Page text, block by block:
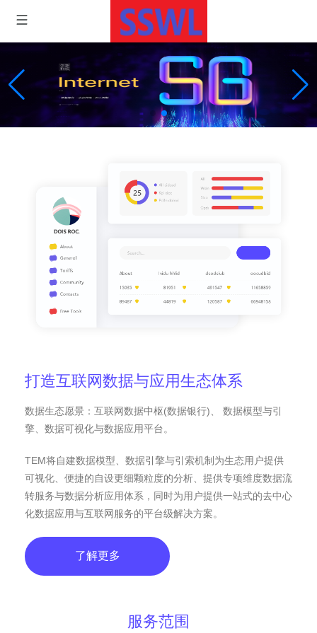
打造互联网数据与应用生态体系
数据生态愿景：互联网数据中枢(数据银行)、 数据模型与引
擎、数据可视化与数据应用平台。
TEM将自建数据模型、数据引擎与引索机制为生态用户提供
可视化、便捷的自设更细颗粒度的分析、提供专项维度数据流
转服务与数据分析应用体系，同时为用户提供一站式的去中心
化数据应用与互联网服务的平台级解决方案。
了解更多
服务范围